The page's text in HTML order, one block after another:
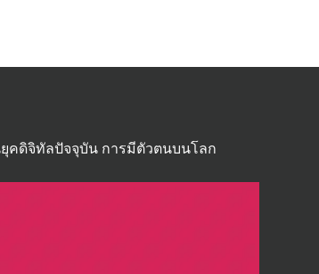
คดิจิทัลปัจจุบัน การมีตัวตนบนโลก